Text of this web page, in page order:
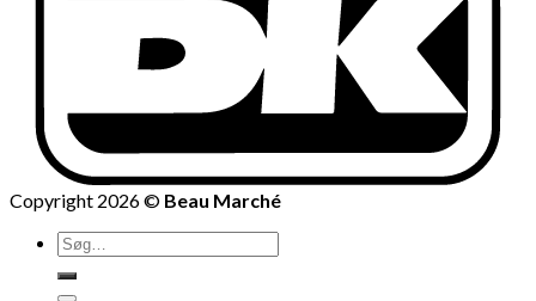
Copyright 2026 © Beau Marché
Søg
efter: